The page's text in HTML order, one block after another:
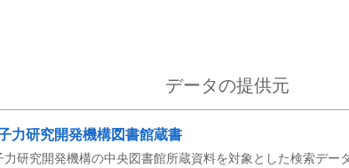
データの提供元
力研究開発機構図書館蔵書
力研究開発機構の中央図書館所蔵資料を対象とした検索デー